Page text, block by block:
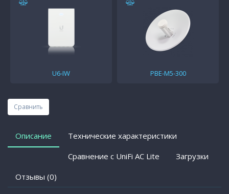
U6-IW
PoE
PBE-M5-300
Сравнить
Описание
Технические характеристики
Сравнение с UniFi AC Lite
Загрузки
Отзывы (0)